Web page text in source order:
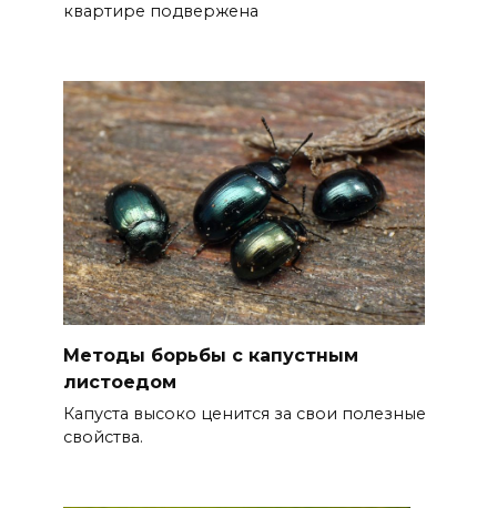
квартире подвержена
Методы борьбы с капустным
листоедом
Капуста высоко ценится за свои полезные
свойства.